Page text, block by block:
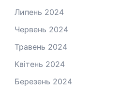
Липень 2024
Червень 2024
Травень 2024
Квітень 2024
Березень 2024